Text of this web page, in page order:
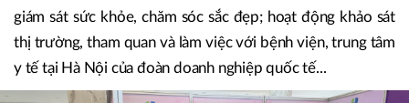
giám sát sức khỏe, chăm sóc sắc đẹp; hoạt động khảo sát
thị trường, tham quan và làm việc với bệnh viện, trung tâm
y tế tại Hà Nội của đoàn doanh nghiệp quốc tế...